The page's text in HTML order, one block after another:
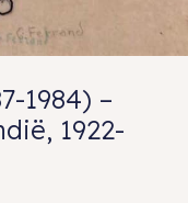
1984) –
1922-